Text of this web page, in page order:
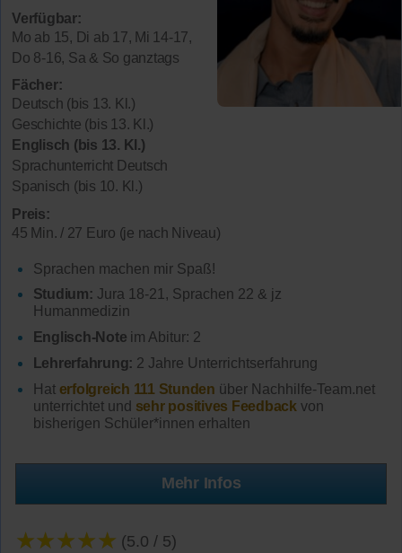
Verfügbar:
Mo ab 15, Di ab 17, Mi 14-17,
Do 8-16, Sa & So ganztags
Fächer:
Deutsch (bis 13. Kl.)
Geschichte (bis 13. Kl.)
Englisch (bis 13. Kl.)
Sprachunterricht Deutsch
Spanisch (bis 10. Kl.)
Preis:
45 Min. / 27 Euro (je nach Niveau)
Sprachen machen mir Spaß!
Studium: Jura 18-21, Sprachen 22 & jz
Humanmedizin
Englisch-Note im Abitur: 2
Lehrerfahrung: 2 Jahre Unterrichtserfahrung
Hat erfolgreich 111 Stunden über Nachhilfe-Team.net
unterrichtet und sehr positives Feedback von
bisherigen Schüler*innen erhalten
Mehr Infos
★★★★★ (5.0 / 5)